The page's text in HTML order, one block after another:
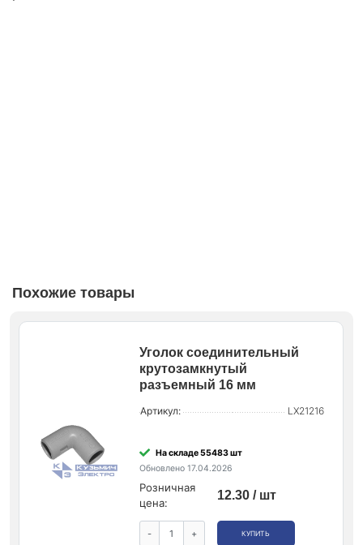
Похожие товары
Уголок соединительный
крутозамкнутый
разъемный 16 мм
Артикул: LX21216
На складе 55483 шт
Обновлено 17.04.2026
Розничная
цена:
12.30 / шт
- + КУПИТЬ